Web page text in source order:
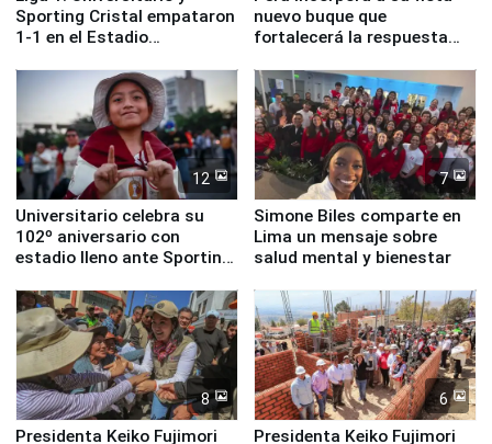
Sporting Cristal empataron
1-1 en el Estadio
nuevo buque que
fortalecerá la respuesta
12
Universitario celebra su
102º aniversario con
estadio lleno ante Sporting
7
Simone Biles comparte en
Lima un mensaje sobre
salud mental y bienestar
8
Presidenta Keiko Fujimori
6
Presidenta Keiko Fujimori